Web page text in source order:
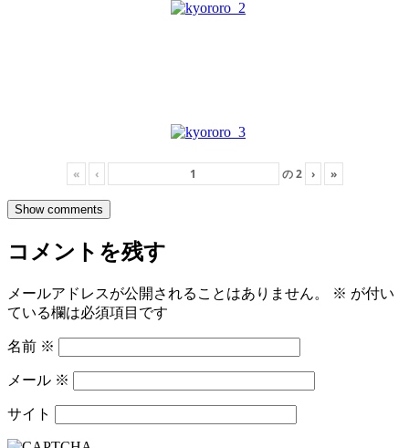
« ‹ の2 › »
Show comments
コメントを残す
メールアドレスが公開されることはありません。 ※ が付い
ている欄は必須項目です
名前 ※
メール ※
サイト